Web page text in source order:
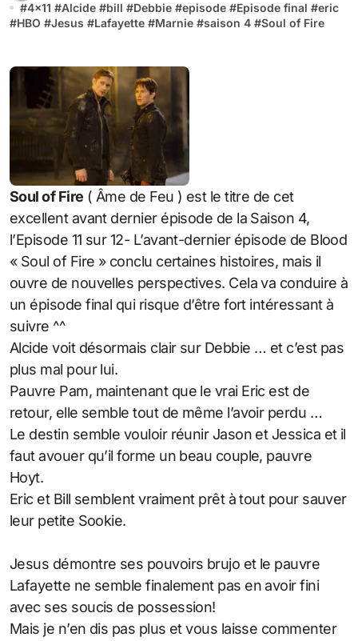
#4x11 #Alcide #bill #Debbie #episode #Episode final #eric
#HBO #Jesus #Lafayette #Marnie #saison 4 #Soul of Fire
Soul of Fire ( Âme de Feu ) est le titre de cet
excellent avant dernier épisode de la Saison 4,
l’Episode 11 sur 12- L’avant-dernier épisode de Blood
« Soul of Fire » conclu certaines histoires, mais il
ouvre de nouvelles perspectives. Cela va conduire à
un épisode final qui risque d’être fort intéressant à
suivre ^^
Alcide voit désormais clair sur Debbie … et c’est pas
plus mal pour lui.
Pauvre Pam, maintenant que le vrai Eric est de
retour, elle semble tout de même l’avoir perdu …
Le destin semble vouloir réunir Jason et Jessica et il
faut avouer qu’il forme un beau couple, pauvre
Hoyt.
Eric et Bill semblent vraiment prêt à tout pour sauver
leur petite Sookie.
Jesus démontre ses pouvoirs brujo et le pauvre
Lafayette ne semble finalement pas en avoir fini
avec ses soucis de possession!
Mais je n’en dis pas plus et vous laisse commenter